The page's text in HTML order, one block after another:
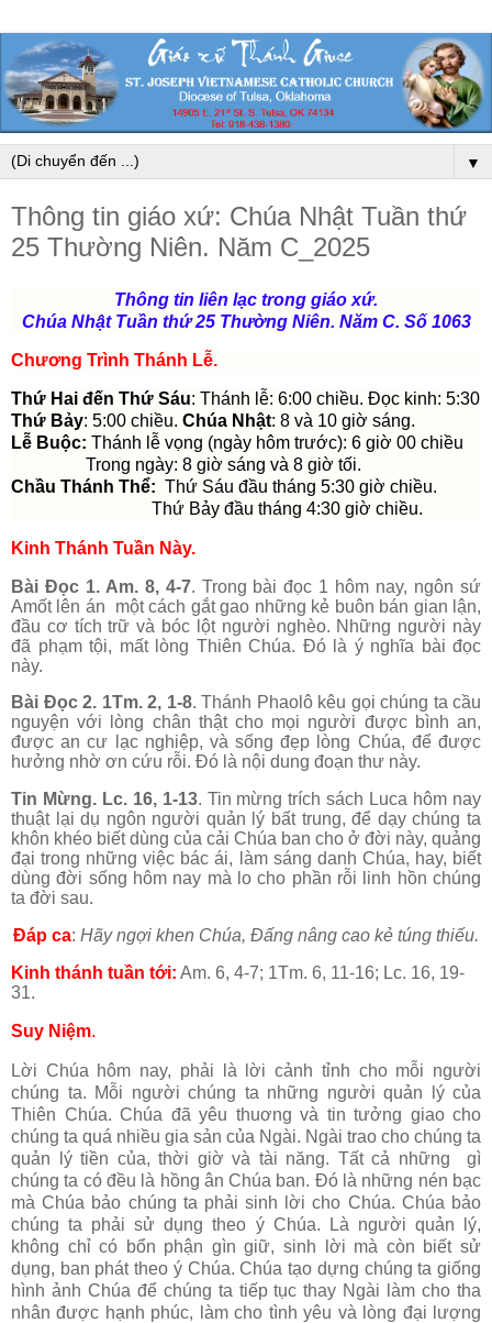
▼
Thông tin giáo xứ: Chúa Nhật Tuần thứ
25 Thường Niên. Năm C_2025
Thông tin liên lạc trong giáo xứ.
Chúa Nhật Tuần thứ 25 Thường Niên. Năm C. Số 1063
Chương Trình Thánh Lễ.
Thứ Hai đến Thứ Sáu: Thánh lễ: 6:00 chiều. Đọc kinh: 5:30
Thứ Bảy: 5:00 chiều. Chúa Nhật: 8 và 10 giờ sáng.
Lễ Buộc: Thánh lễ vọng (ngày hôm trước): 6 giờ 00 chiều
Trong ngày: 8 giờ sáng và 8 giờ tối.
Chầu Thánh Thể: Thứ Sáu đầu tháng 5:30 giờ chiều.
Thứ Bảy đầu tháng 4:30 giờ chiều.
Kinh Thánh Tuần Này.
Bài Đọc 1. Am. 8, 4-7. Trong bài đọc 1 hôm nay, ngôn sứ
Amốt lên án một cách gắt gao những kẻ buôn bán gian lận,
đầu cơ tích trữ và bóc lột người nghèo. Những người này
đã phạm tội, mất lòng Thiên Chúa. Đó là ý nghĩa bài đọc
này.
Bài Đọc 2. 1Tm. 2, 1-8. Thánh Phaolô kêu gọi chúng ta cầu
nguyện với lòng chân thật cho mọi người được bình an,
được an cư lạc nghiệp, và sống đẹp lòng Chúa, để được
hưởng nhờ ơn cứu rỗi. Đó là nội dung đoạn thư này.
Tin Mừng. Lc. 16, 1-13. Tin mừng trích sách Luca hôm nay
thuật lại dụ ngôn người quản lý bất trung, để dạy chúng ta
khôn khéo biết dùng của cải Chúa ban cho ở đời này, quảng
đại trong những việc bác ái, làm sáng danh Chúa, hay, biết
dùng đời sống hôm nay mà lo cho phần rỗi linh hồn chúng
ta đời sau.
Đáp ca: Hãy ngợi khen Chúa, Đấng nâng cao kẻ túng thiếu.
Kinh thánh tuần tới: Am. 6, 4-7; 1Tm. 6, 11-16; Lc. 16, 19-
31.
Suy Niệm.
Lời Chúa hôm nay, phải là lời cảnh tỉnh cho mỗi người
chúng ta. Mỗi người chúng ta những người quản lý của
Thiên Chúa. Chúa đã yêu thuơng và tin tưởng giao cho
chúng ta quá nhiều gia sản của Ngài. Ngài trao cho chúng ta
quản lý tiền của, thời giờ và tài năng. Tất cả những gì
chúng ta có đều là hồng ân Chúa ban. Đó là những nén bạc
mà Chúa bảo chúng ta phải sinh lời cho Chúa. Chúa bảo
chúng ta phải sử dụng theo ý Chúa. Là người quản lý,
không chỉ có bổn phận gìn giữ, sinh lời mà còn biết sử
dụng, ban phát theo ý Chúa. Chúa tạo dựng chúng ta giống
hình ảnh Chúa để chúng ta tiếp tục thay Ngài làm cho tha
nhân được hạnh phúc, làm cho tình yêu và lòng đại lượng